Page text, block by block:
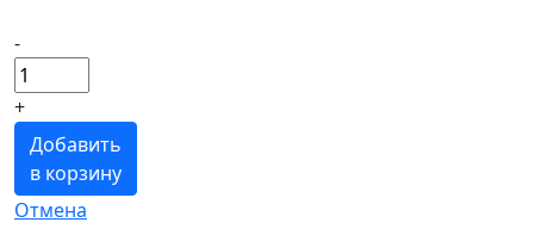
-
+
Добавить
в корзину
Отмена